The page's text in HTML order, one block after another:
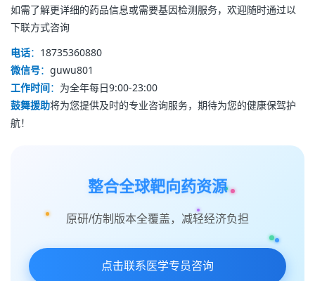
如需了解更详细的药品信息或需要基因检测服务，欢迎随时通过以
下联方式咨询
电话： 18735360880
微信号： guwu801
工作时间： 为全年每日9:00-23:00
鼓舞援助将为您提供及时的专业咨询服务，期待为您的健康保驾护
航！
整合全球靶向药资源
原研/仿制版本全覆盖，减轻经济负担
点击联系医学专员咨询